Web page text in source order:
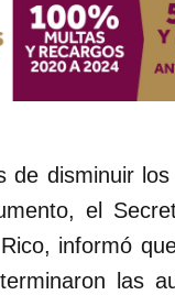
de disminuir
el
informó
las